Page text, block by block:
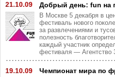
21.10.09 Добрый день: fun на
В Москве 5 декабря в
фестиваль нового
за развлечениями и
полезность
каждый участник
фестиваля — Агентство
19.10.09 Чемпионат мира по